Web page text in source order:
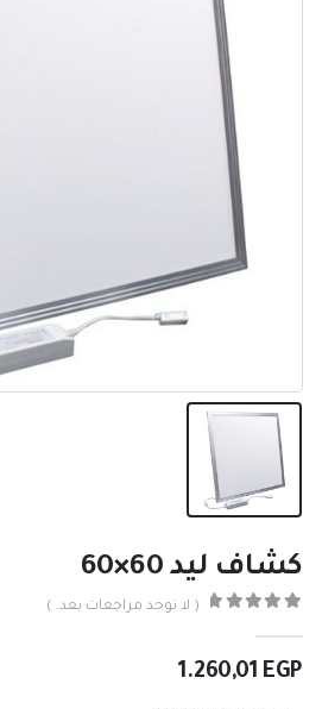
كشاف ليد 60×60
( لا توجد مراجعات بعد. )
1.260,01 EGP